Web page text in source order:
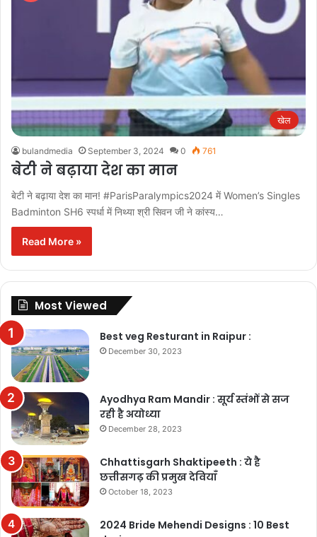
खेल
bulandmedia September 3, 2024 0 761
बेटी ने बढ़ाया देश का मान
बेटी ने बढ़ाया देश का मान! #ParisParalympics2024 में Women’s Singles
Badminton SH6 स्पर्धा में निथ्या श्री सिवन जी ने कांस्य…
Read More »
Most Viewed
Best veg Resturant in Raipur :
December 30, 2023
Ayodhya Ram Mandir : सूर्य स्तंभों से सज
रही है अयोध्या
December 28, 2023
Chhattisgarh Shaktipeeth : ये है
छत्तीसगढ़ की प्रमुख देवियाँ
October 18, 2023
2024 Bride Mehendi Designs : 10 Best